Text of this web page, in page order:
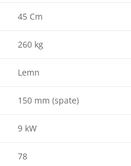
45 Cm
260 kg
Lemn
150 mm (spate)
9 kW
78